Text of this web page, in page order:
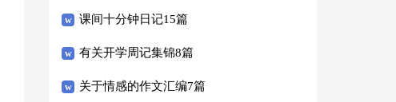
课间十分钟日记15篇
有关开学周记集锦8篇
关于情感的作文汇编7篇